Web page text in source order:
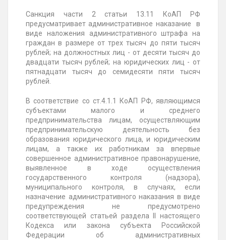
Санкция части 2 статьи 13.11 КоАП РФ
предусматривает административное наказание в
виде наложения административного штрафа на
граждан в размере от трех тысяч до пяти тысяч
рублей; на должностных лиц - от десяти тысяч до
двадцати тысяч рублей; на юридических лиц - от
пятнадцати тысяч до семидесяти пяти тысяч
рублей.
В соответствие со ст.4.1.1 КоАП РФ, являющимся
субъектами малого и среднего
предпринимательства лицам, осуществляющим
предпринимательскую деятельность без
образования юридического лица, и юридическим
лицам, а также их работникам за впервые
совершенное административное правонарушение,
выявленное в ходе осуществления
государственного контроля (надзора),
муниципального контроля, в случаях, если
назначение административного наказания в виде
предупреждения не предусмотрено
соответствующей статьей раздела II настоящего
Кодекса или закона субъекта Российской
Федерации об административных